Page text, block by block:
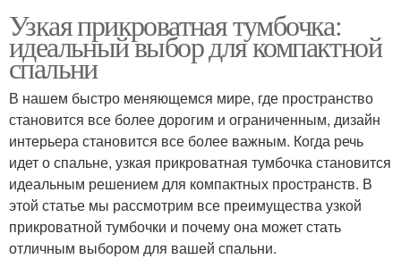
Узкая прикроватная тумбочка:
идеальный выбор для компактной
спальни
В нашем быстро меняющемся мире, где пространство
становится все более дорогим и ограниченным, дизайн
интерьера становится все более важным. Когда речь
идет о спальне, узкая прикроватная тумбочка становится
идеальным решением для компактных пространств. В
этой статье мы рассмотрим все преимущества узкой
прикроватной тумбочки и почему она может стать
отличным выбором для вашей спальни.